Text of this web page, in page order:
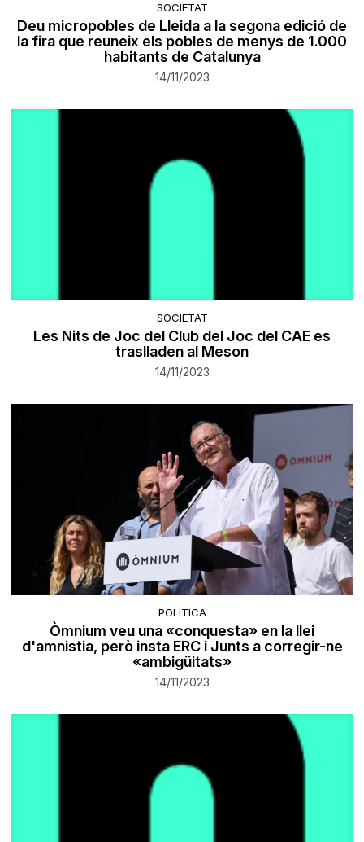
SOCIETAT
Deu micropobles de Lleida a la segona edició de
la fira que reuneix els pobles de menys de 1.000
habitants de Catalunya
14/11/2023
SOCIETAT
Les Nits de Joc del Club del Joc del CAE es
traslladen al Meson
14/11/2023
POLÍTICA
Òmnium veu una «conquesta» en la llei
d'amnistia, però insta ERC i Junts a corregir-ne
«ambigüitats»
14/11/2023